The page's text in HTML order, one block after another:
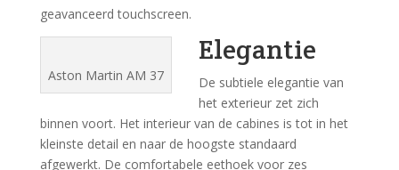
geavanceerd touchscreen.
Aston Martin AM 37
Elegantie
De subtiele elegantie van
het exterieur zet zich
binnen voort. Het interieur van de cabines is tot in het
kleinste detail en naar de hoogste standaard
afgewerkt. De comfortabele eethoek voor zes